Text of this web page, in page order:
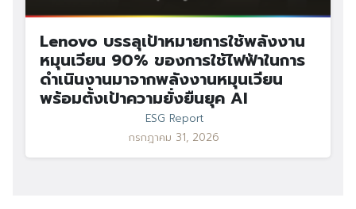
Lenovo บรรลุเป้าหมายการใช้พลังงาน
หมุนเวียน 90% ของการใช้ไฟฟ้าในการ
ดำเนินงานมาจากพลังงานหมุนเวียน
พร้อมตั้งเป้าความยั่งยืนยุค AI
ESG Report
กรกฎาคม 31, 2026